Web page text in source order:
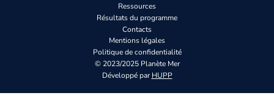
Ressources
Résultats du programme
Contacts
Mentions légales
Politique de confidentialité
© 2023/2025 Planète Mer
Développé parHUPP